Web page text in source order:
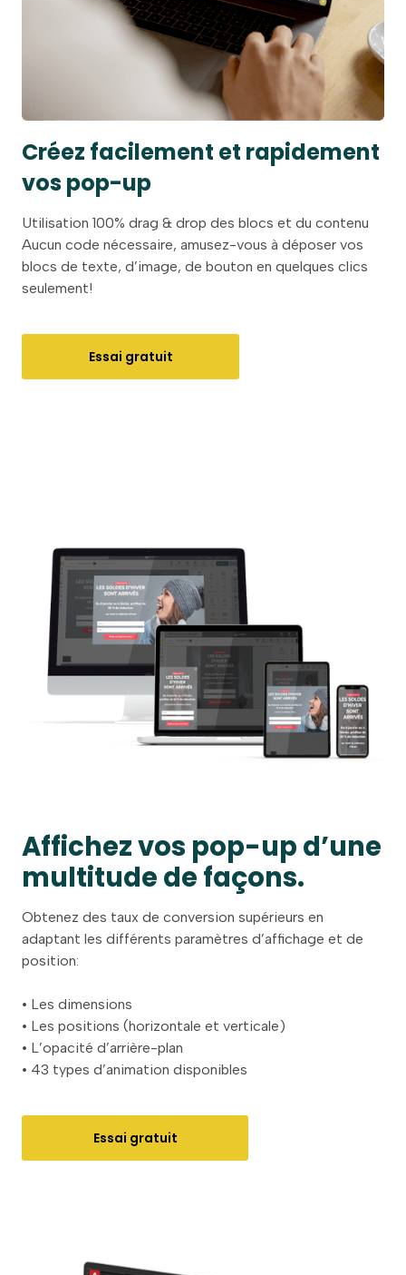
Créez facilement et rapidement
vos pop-up
Utilisation 100% drag & drop des blocs et du contenu
Aucun code nécessaire, amusez-vous à déposer vos
blocs de texte, d’image, de bouton en quelques clics
seulement!
Essai gratuit
Affichez vos pop-up d’une
multitude de façons.
Obtenez des taux de conversion supérieurs en
adaptant les différents paramètres d’affichage et de
position:
• Les dimensions
• Les positions (horizontale et verticale)
• L’opacité d’arrière-plan
• 43 types d’animation disponibles
Essai gratuit